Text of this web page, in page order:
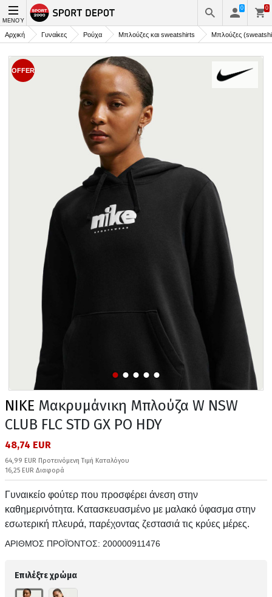
ΜΕΝΟΎ
0 0
Αρχική Γυναίκες Ρούχα Μπλούζες και sweatshirts Μπλούζες
OFFER
NIKE Μακρυμάνικη Μπλούζα W NSW
CLUB FLC STD GX PO HDY
48,74 EUR
64,99 EUR Προτεινόμενη Τιμή Καταλόγου
16,25 EUR Διαφορά
Γυναικείο φούτερ που προσφέρει άνεση στην
καθημερινότητα. Κατασκευασμένο με μαλακό ύφασμα στην
εσωτερική πλευρά, παρέχοντας ζεστασιά τις κρύες μέρες.
ΑΡΙΘΜΌΣ ΠΡΟΪΌΝΤΟΣ: 200000911476
Επιλέξτε χρώμα